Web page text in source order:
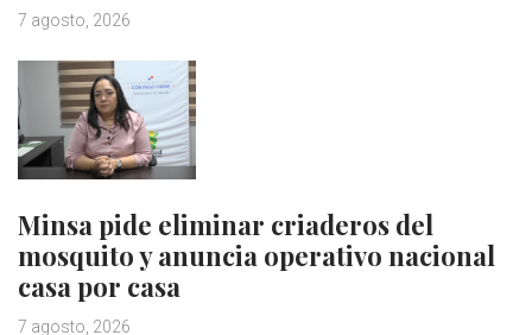
7 agosto, 2026
Minsa pide eliminar criaderos del
mosquito y anuncia operativo nacional
casa por casa
7 agosto, 2026